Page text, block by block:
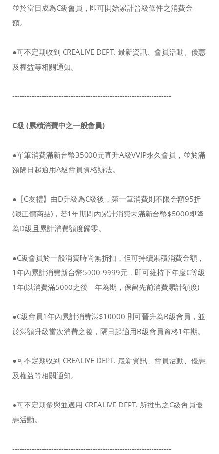
並於當日成為C級會員，即可開始累計晉級條件之消費金
額。
●可不定期收到 CREALIVE DEPT. 最新資訊、會員活動、優惠
及權益等相關通知。
-----------------------------------------------------------------
C級 (累積消費中之一般會員)
●單筆消費滿新台幣35000元直升A級VVIP永久會員，並於滿
額隔日起適用A級會員資格辦法。
●【C友禮】由D升級為C級後，第一筆消費則不限金額95折
(限正價商品)，若1年期間內累計消費未滿新台幣$5000即降
為D級且累計消費額度歸零。
●C級會員於一般消費時尚無折扣，但可持續累積消費金額，
1年內累計消費新台幣5000-9999元，即可維持下年度C等級
1年(以消費滿5000之後一年為期，保留先前消費累計額度)
●C級會員1年內累計消費滿$10000 則可晉升為B級會員，並
於滿額升級當次消費之後，隔日起適用B級會員資格1年期。
●可不定期收到 CREALIVE DEPT. 最新資訊、會員活動、優惠
及權益等相關通知。
●可不定期參與並適用 CREALIVE DEPT. 所推出之C級會員優
惠活動。
-----------------------------------------------------------------